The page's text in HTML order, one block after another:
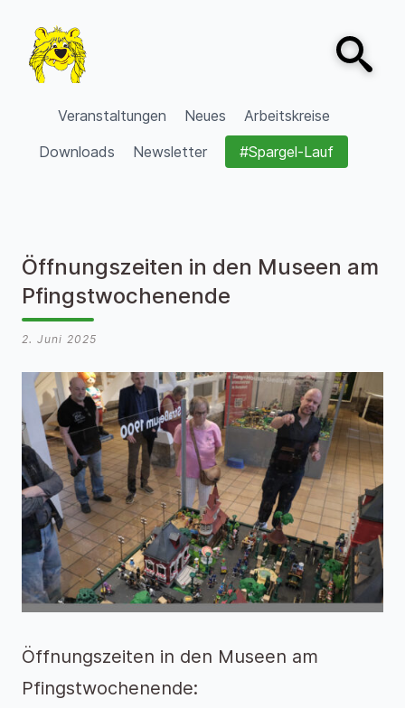
VVV Burgdorf
Veranstaltungen Neues
Arbeitskreise
Downloads
Newsletter #Spargel-Lauf
Open
Öffnungszeiten in den Museen am
Pfingstwochenende
2. Juni 2025
Öffnungszeiten in den Museen am
Pfingstwochenende: